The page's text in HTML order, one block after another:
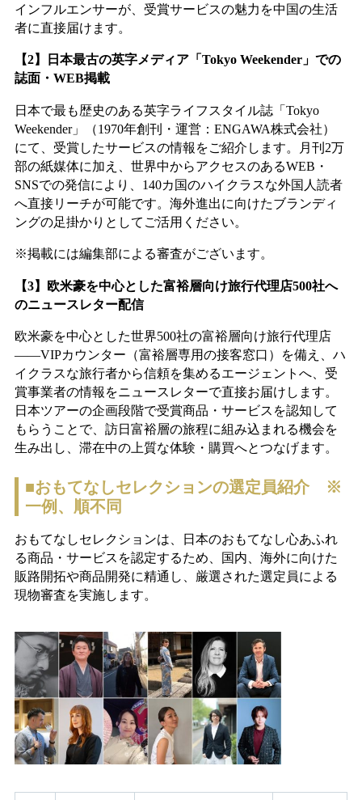
インフルエンサーが、受賞サービスの魅力を中国の生活
者に直接届けます。
【2】日本最古の英字メディア「Tokyo Weekender」での
誌面・WEB掲載
日本で最も歴史のある英字ライフスタイル誌「Tokyo
Weekender」（1970年創刊・運営：ENGAWA株式会社）
にて、受賞したサービスの情報をご紹介します。月刊2万
部の紙媒体に加え、世界中からアクセスのあるWEB・
SNSでの発信により、140カ国のハイクラスな外国人読者
へ直接リーチが可能です。海外進出に向けたブランディ
ングの足掛かりとしてご活用ください。
※掲載には編集部による審査がございます。
【3】欧米豪を中心とした富裕層向け旅行代理店500社へ
のニュースレター配信
欧米豪を中心とした世界500社の富裕層向け旅行代理店
——VIPカウンター（富裕層専用の接客窓口）を備え、ハ
イクラスな旅行者から信頼を集めるエージェントへ、受
賞事業者の情報をニュースレターで直接お届けします。
日本ツアーの企画段階で受賞商品・サービスを認知して
もらうことで、訪日富裕層の旅程に組み込まれる機会を
生み出し、滞在中の上質な体験・購買へとつなげます。
■おもてなしセレクションの選定員紹介※
一例、順不同
おもてなしセレクションは、日本のおもてなし心あふれ
る商品・サービスを認定するため、国内、海外に向けた
販路開拓や商品開発に精通し、厳選された選定員による
現物審査を実施します。